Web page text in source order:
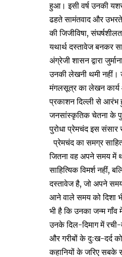
हुआ। इसी वर्ष उनकी
ढहते सामंतवाद और
की जिजीविषा,
यथार्थ दस्तावेज बनकर
अंग्रेजी शासन द्वारा
उनकी लेखनी थमी नहीं।
मंगलसूत्र का लेखन
प्रकाशन दिल्ली से आरंभ
जनसांस्कृतिक चेतना के
पुरोधा प्रेमचंद इस संसार
प्रेमचंद का समग्र
जितना वह अपने समय में
साहित्यिक विमर्श नहीं,
दस्तावेज है, जो अपने
आने वाले समय को दिशा
भी है कि उनका जन्म गाँव
उनके दिल-दिमाग में
और गरीबों के दुःख-दर्द
कहानियों के जरिए सबके